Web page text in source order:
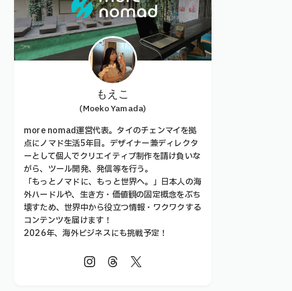
もえこ
(Moeko Yamada)
more nomad運営代表。タイのチェンマイを拠
点にノマド生活5年目。デザイナー兼ディレクタ
ーとして個人でクリエイティブ制作を請け負いな
がら、ツール開発、発信等を行う。
「もっとノマドに、もっと世界へ。」日本人の海
外ハードルや、生き方・価値観の固定概念をぶち
壊すため、世界中から役立つ情報・ワクワクする
コンテンツを届けます！
2026年、海外ビジネスにも挑戦予定！